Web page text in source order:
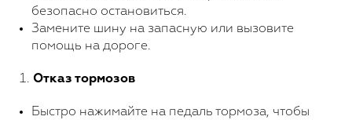
безопасно остановиться.
Замените шину на запасную или вызовите
помощь на дороге.
Отказ тормозов
Быстро нажимайте на педаль тормоза, чтобы